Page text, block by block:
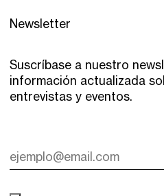
Newsletter
Suscríbase a nuestro
información actualizada
entrevistas y eventos.